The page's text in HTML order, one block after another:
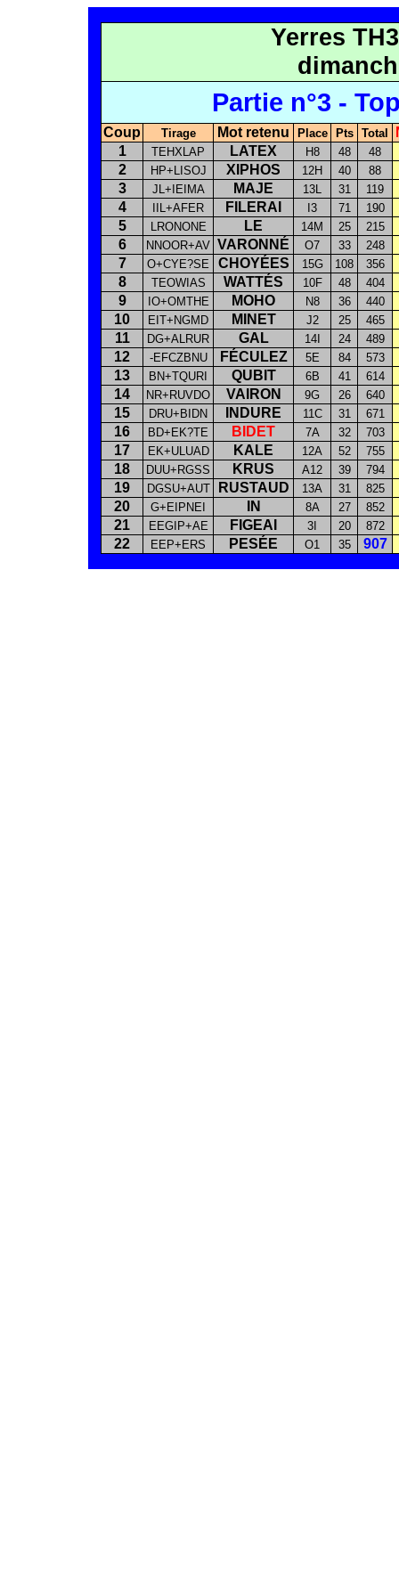
Yerres
Partie n°3 -
Coup Tirage Mot retenu Place Pts Total
1
TEHXLAP LATEX H8 48 48
2 HP+LISOJ XIPHOS 12H 40 88
3 JL+IEIMA MAJE 13L 31 119
4 IIL+AFER FILERAI I3 71 190
5 LRONONE LE 14M 25 215
6 NNOOR+AV VARONNÉ O7 33 248
7 O+CYE?SE CHOYÉES 15G 108 356
8 TEOWIAS WATTÉS 10F 48 404
9 IO+OMTHE MOHO N8 36 440
10 EIT+NGMD MINET J2 25 465
11 DG+ALRUR GAL 14I 24 489
12 -EFCZBNU FÉCULEZ 5E 84 573
13 BN+TQURI QUBIT 6B 41 614
14 NR+RUVDO VAIRON 9G 26 640
15 DRU+BIDN INDURE 11C 31 671
16 BD+EK?TE BIDET 7A 32 703
17 EK+ULUAD KALE 12A 52 755
18 DUU+RGSS KRUS A12 39 794
19 DGSU+AUT RUSTAUD 13A 31 825
20 G+EIPNEI IN 8A 27 852
21 EEGIP+AE FIGEAI 3I 20 872
22 EEP+ERS PESÉE O1 35 907